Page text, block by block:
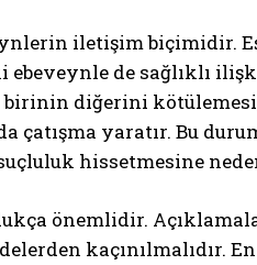
iletişim biçimidir.
de sağlıklı
diğerini
yaratır. Bu
hissetmesine
önemlidir.
kaçınılmalıdır.